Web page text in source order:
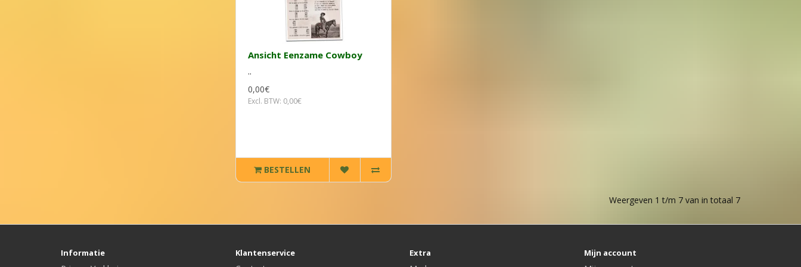
Ansicht Eenzame Cowboy
..
0,00€
Excl. BTW: 0,00€
BESTELLEN
Weergeven 1 t/m 7 van in totaal 7
Informatie Klantenservice Extra Mijn account